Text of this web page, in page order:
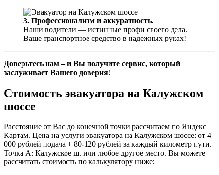
3. Профессионализм и аккуратность.
Наши водители — истинные профи своего дела.
Ваше транспортное средство в надежных руках!
Доверьтесь нам – и Вы получите сервис, который
заслуживает Вашего доверия!
Стоимость эвакуатора на Калужском
шоссе
Расстояние от Вас до конечной точки рассчитаем по Яндекс
Картам. Цена на услуги эвакуатора на Калужском шоссе: от 4
000 рублей подача + 80-120 рублей за каждый километр пути.
Точка А: Калужское ш. или любое другое место. Вы можете
рассчитать стоимость по калькулятору ниже: